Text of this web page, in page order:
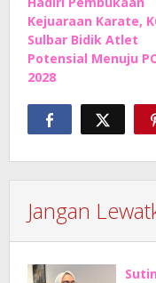
pos
Kejuaraan Karate,
Sulbar Bidik Atlet
Potensial Menuju
2028
Jangan